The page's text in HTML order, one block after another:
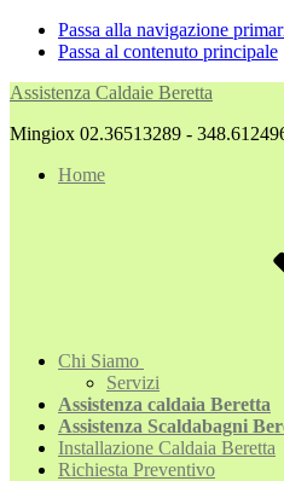
Passa alla navigazione
Passa al contenuto principale
Assistenza Caldaie Beretta
Mingiox 02.36513289 -
Home
Chi Siamo
Servizi
Assistenza caldaia Beretta
Assistenza Scaldabagni
Installazione Caldaia Beretta
Richiesta Preventivo